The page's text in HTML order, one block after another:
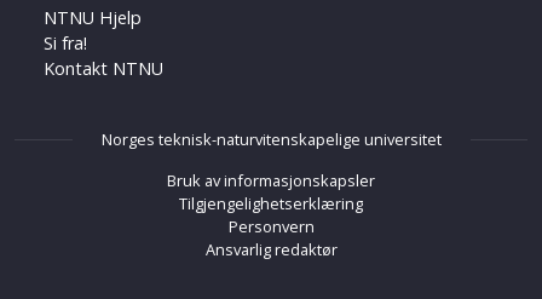
NTNU Hjelp
Si fra!
Kontakt NTNU
Norges teknisk-naturvitenskapelige universitet
Bruk av informasjonskapsler
Tilgjengelighetserklæring
Personvern
Ansvarlig redaktør